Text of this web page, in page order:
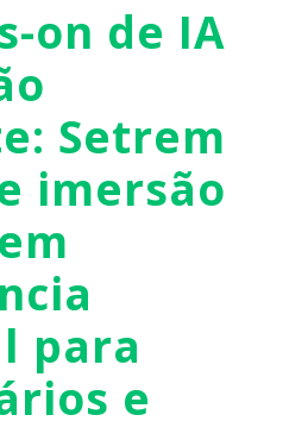
on de IA
Setrem
imersão
para
e